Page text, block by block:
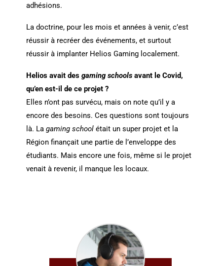
adhésions.
La doctrine, pour les mois et années à venir, c’est
réussir à recréer des événements, et surtout
réussir à implanter Helios Gaming localement.
Helios avait des gaming schoolsavant le Covid,
qu’en est-il de ce projet ?
Elles n’ont pas survécu, mais on note qu’il y a
encore des besoins. Ces questions sont toujours
là. La gaming schoolétait un super projet et la
Région finançait une partie de l’enveloppe des
étudiants. Mais encore une fois, même si le projet
venait à revenir, il manque les locaux.